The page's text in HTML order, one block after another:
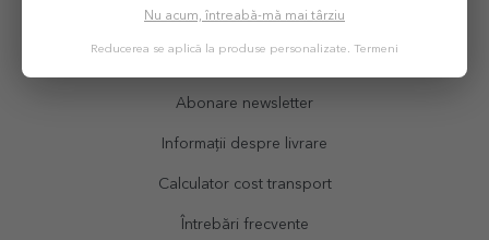
Status comandă
Abonare newsletter
Informații despre livrare
Calculator cost transport
Întrebări frecvente
Nu acum, întreabă-mă mai târziu
Reducerea se aplică la produse personalizate. Termeni